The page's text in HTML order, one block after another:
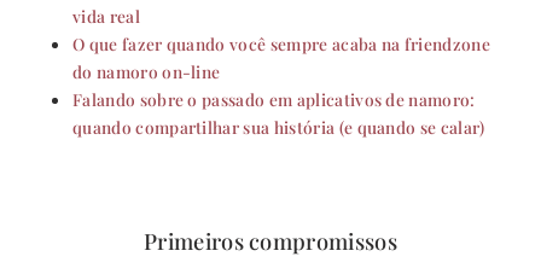
vida real
O que fazer quando você sempre acaba na friendzone
do namoro on-line
Falando sobre o passado em aplicativos de namoro:
quando compartilhar sua história (e quando se calar)
Primeiros compromissos